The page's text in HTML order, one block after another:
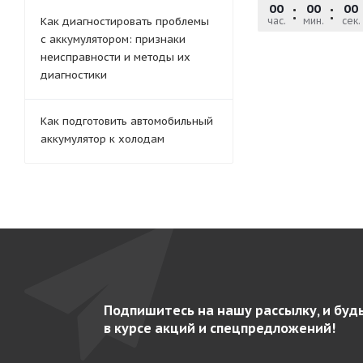
00
час.
00
мин.
00
сек.
Как диагностировать проблемы
с аккумулятором: признаки
неисправности и методы их
диагностики
Как подготовить автомобильный
аккумулятор к холодам
Подпишитесь на нашу рассылку, и
в курсе акций и спецпредложений!